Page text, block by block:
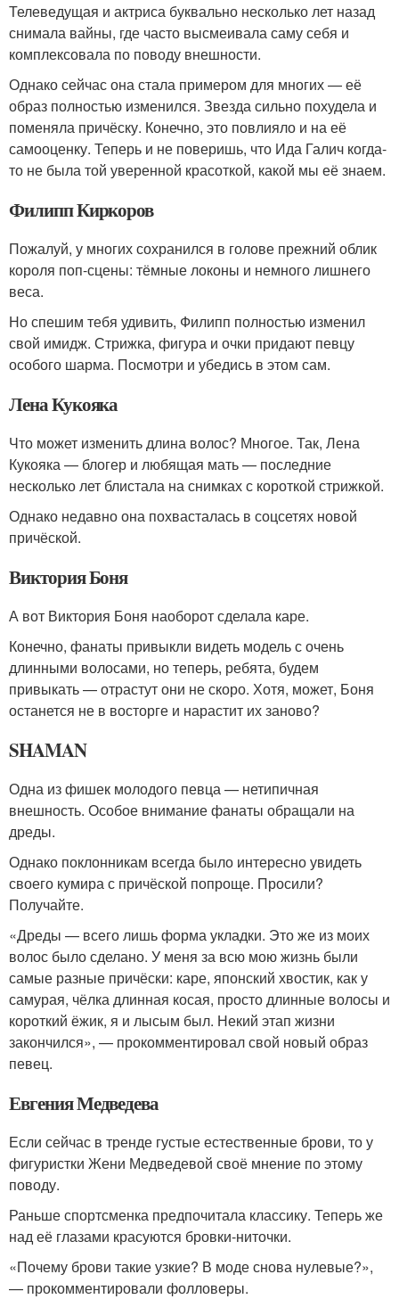
Телеведущая и актриса буквально несколько лет назад
снимала вайны, где часто высмеивала саму себя и
комплексовала по поводу внешности.
Однако сейчас она стала примером для многих — её
образ полностью изменился. Звезда сильно похудела и
поменяла причёску. Конечно, это повлияло и на её
самооценку. Теперь и не поверишь, что Ида Галич когда-
то не была той уверенной красоткой, какой мы её знаем.
Филипп Киркоров
Пожалуй, у многих сохранился в голове прежний облик
короля поп-сцены: тёмные локоны и немного лишнего
веса.
Но спешим тебя удивить, Филипп полностью изменил
свой имидж. Стрижка, фигура и очки придают певцу
особого шарма. Посмотри и убедись в этом сам.
Лена Кукояка
Что может изменить длина волос? Многое. Так, Лена
Кукояка — блогер и любящая мать — последние
несколько лет блистала на снимках с короткой стрижкой.
Однако недавно она похвасталась в соцсетях новой
причёской.
Виктория Боня
А вот Виктория Боня наоборот сделала каре.
Конечно, фанаты привыкли видеть модель с очень
длинными волосами, но теперь, ребята, будем
привыкать — отрастут они не скоро. Хотя, может, Боня
останется не в восторге и нарастит их заново?
SHAMAN
Одна из фишек молодого певца — нетипичная
внешность. Особое внимание фанаты обращали на
дреды.
Однако поклонникам всегда было интересно увидеть
своего кумира с причёской попроще. Просили?
Получайте.
«Дреды — всего лишь форма укладки. Это же из моих
волос было сделано. У меня за всю мою жизнь были
самые разные причёски: каре, японский хвостик, как у
самурая, чёлка длинная косая, просто длинные волосы и
короткий ёжик, я и лысым был. Некий этап жизни
закончился», — прокомментировал свой новый образ
певец.
Евгения Медведева
Если сейчас в тренде густые естественные брови, то у
фигуристки Жени Медведевой своё мнение по этому
поводу.
Раньше спортсменка предпочитала классику. Теперь же
над её глазами красуются бровки-ниточки.
«Почему брови такие узкие? В моде снова нулевые?»,
— прокомментировали фолловеры.